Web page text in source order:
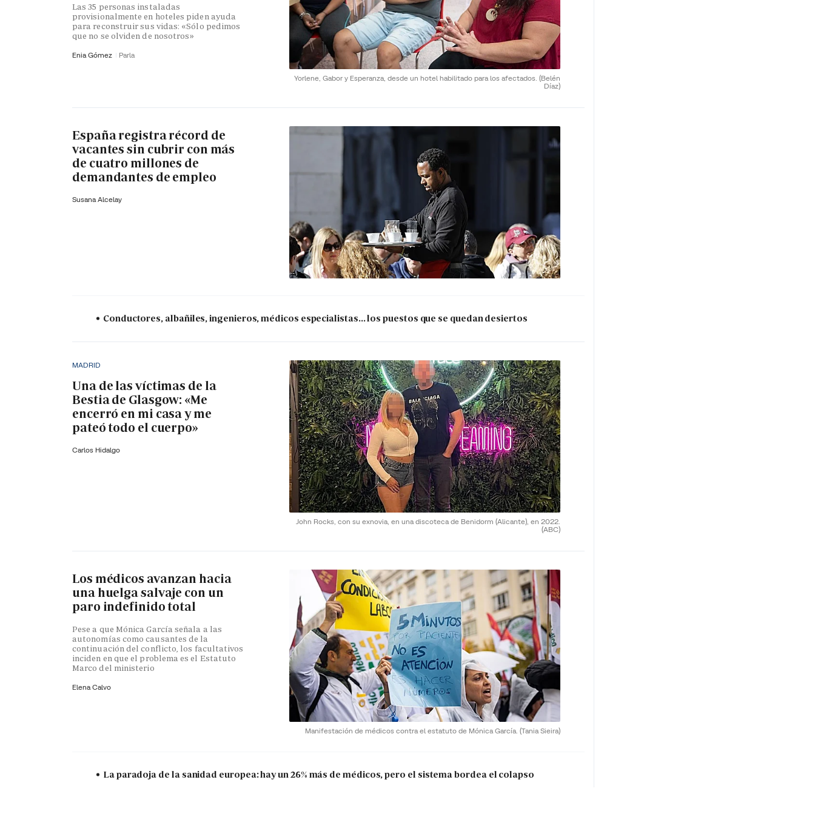
Yorlene, Gabor y Esperanza, desde un hotel habilitado para los afectados. (Belén
Díaz)
Las 35 personas instaladas
provisionalmente en hoteles piden ayuda
para reconstruir sus vidas: «Sólo pedimos
que no se olviden de nosotros»
Enia Gómez Parla
España registra récord de
vacantes sin cubrir con más
de cuatro millones de
demandantes de empleo
Susana Alcelay
Conductores, albañiles, ingenieros, médicos especialistas... los puestos que se quedan desiertos
John Rocks, con su exnovia, en una discoteca de Benidorm (Alicante), en 2022.
(ABC)
MADRID
Una de las víctimas de la
Bestia de Glasgow: «Me
encerró en mi casa y me
pateó todo el cuerpo»
Carlos Hidalgo
Manifestación de médicos contra el estatuto de Mónica García. (Tania Sieira)
Los médicos avanzan hacia
una huelga salvaje con un
paro indefinido total
Pese a que Mónica García señala a las
autonomías como causantes de la
continuación del conflicto, los facultativos
inciden en que el problema es el Estatuto
Marco del ministerio
Elena Calvo
La paradoja de la sanidad europea: hay un 26% más de médicos, pero el sistema bordea el colapso